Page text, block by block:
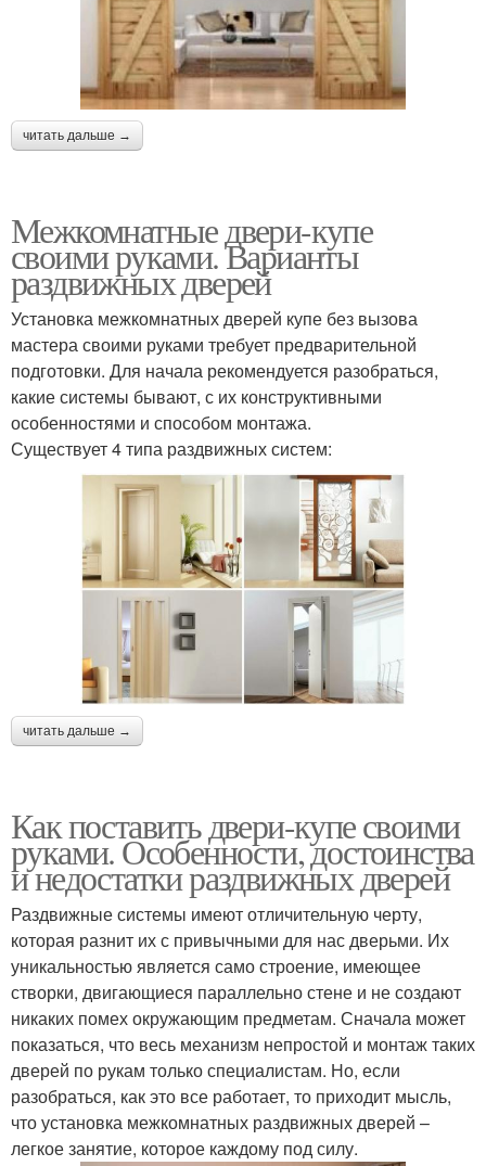
читать дальше →
Межкомнатные двери-купе
своими руками. Варианты
раздвижных дверей
Установка межкомнатных дверей купе без вызова
мастера своими руками требует предварительной
подготовки. Для начала рекомендуется разобраться,
какие системы бывают, с их конструктивными
особенностями и способом монтажа.
Существует 4 типа раздвижных систем:
читать дальше →
Как поставить двери-купе своими
руками. Особенности, достоинства
и недостатки раздвижных дверей
Раздвижные системы имеют отличительную черту,
которая разнит их с привычными для нас дверьми. Их
уникальностью является само строение, имеющее
створки, двигающиеся параллельно стене и не создают
никаких помех окружающим предметам. Сначала может
показаться, что весь механизм непростой и монтаж таких
дверей по рукам только специалистам. Но, если
разобраться, как это все работает, то приходит мысль,
что установка межкомнатных раздвижных дверей –
легкое занятие, которое каждому под силу.